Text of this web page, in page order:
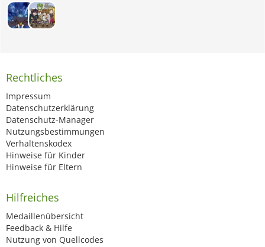
Rechtliches
Impressum
Datenschutzerklärung
Datenschutz-Manager
Nutzungsbestimmungen
Verhaltenskodex
Hinweise für Kinder
Hinweise für Eltern
Hilfreiches
Medaillenübersicht
Feedback & Hilfe
Nutzung von Quellcodes